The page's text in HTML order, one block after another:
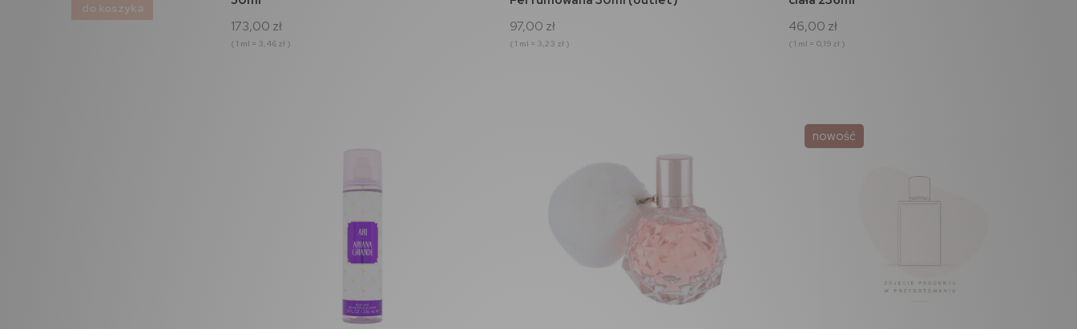
do koszyka do koszyka
173,00 zł
( 1 ml = 3,46 zł )
97,00 zł
( 1 ml = 3,23 zł )
46,00 zł
( 1 ml = 0,19 zł )
nowość